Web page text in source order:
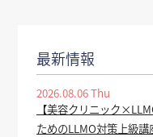
最新情報
2026.08.06 Thu
【美容クリニック
ためのLLMO対策上級